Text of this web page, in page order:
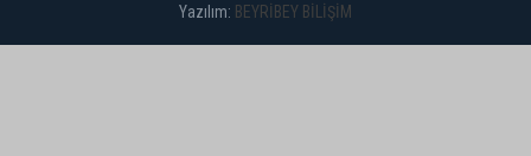
Yazılım: BEYRİBEY BİLİŞİM